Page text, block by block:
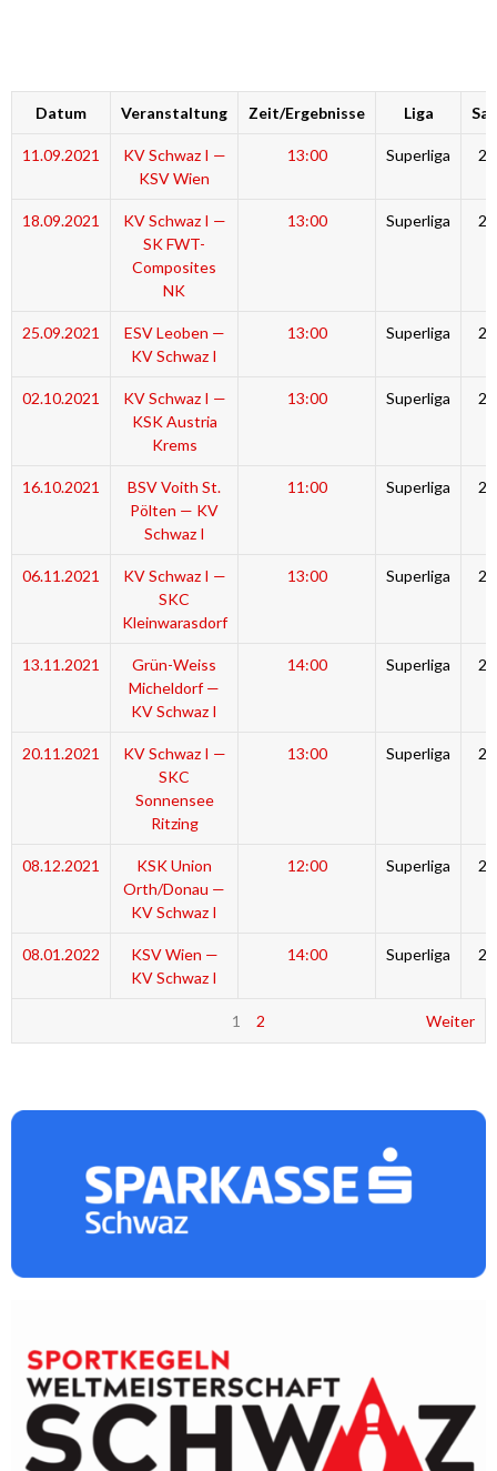
Datum Veranstaltung Zeit/Ergebnisse Liga
11.09.2021
KV Schwaz I —
KSV Wien
13:00 Superliga
18.09.2021
KV Schwaz I —
SK FWT-
Composites
NK
13:00 Superliga
25.09.2021
ESV Leoben —
KV Schwaz I
13:00 Superliga
02.10.2021
KV Schwaz I —
KSK Austria
Krems
13:00 Superliga
16.10.2021
BSV Voith St.
Pölten — KV
Schwaz I
11:00 Superliga
06.11.2021
KV Schwaz I —
SKC
Kleinwarasdorf
13:00 Superliga
13.11.2021
Grün-Weiss
Micheldorf —
KV Schwaz I
14:00 Superliga
20.11.2021
KV Schwaz I —
SKC
Sonnensee
Ritzing
13:00 Superliga
08.12.2021
KSK Union
Orth/Donau —
KV Schwaz I
12:00 Superliga
08.01.2022
KSV Wien —
KV Schwaz I
14:00 Superliga
1 2 Weiter